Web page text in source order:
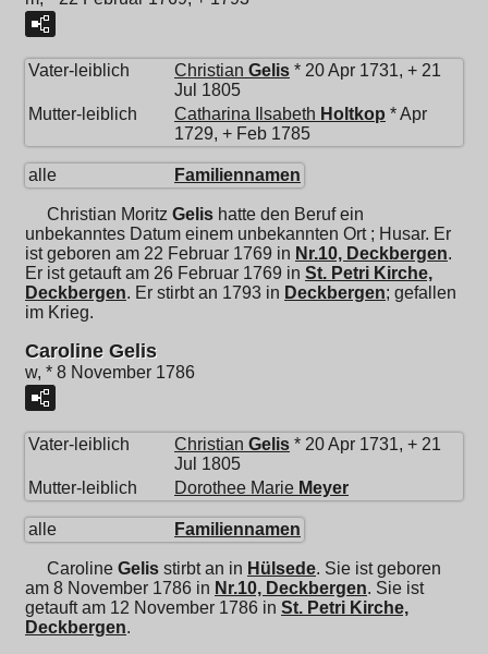
Vater-leiblich Christian Gelis * 20 Apr 1731, + 21
Jul 1805
Mutter-leiblich
Catharina Ilsabeth Holtkop * Apr
1729, + Feb 1785
alle Familiennamen
Christian Moritz Gelis hatte den Beruf ein
unbekanntes Datum einem unbekannten Ort ; Husar. Er
ist geboren am 22 Februar 1769 in Nr.10, Deckbergen.
Er ist getauft am 26 Februar 1769 in St. Petri Kirche,
Deckbergen. Er stirbt an 1793 in Deckbergen; gefallen
im Krieg.
Caroline Gelis
w, * 8 November 1786
Vater-leiblich Christian Gelis * 20 Apr 1731, + 21
Jul 1805
Mutter-leiblich
Dorothee Marie Meyer
alle Familiennamen
Caroline Gelis stirbt an in Hülsede. Sie ist geboren
am 8 November 1786 in Nr.10, Deckbergen. Sie ist
getauft am 12 November 1786 in St. Petri Kirche,
Deckbergen.